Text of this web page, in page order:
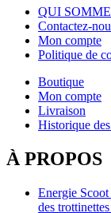
QUI
Contactez-
Mon compte
Politique de
Boutique
Mon compte
Livraison
Historique
À PROPOS
Energie
des